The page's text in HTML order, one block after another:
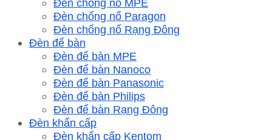
Đèn chống nổ MPE
Đèn chống nổ Paragon
Đèn chống nổ Rạng Đông
Đèn để bàn
Đèn để bàn MPE
Đèn để bàn Nanoco
Đèn để bàn Panasonic
Đèn để bàn Philips
Đèn để bàn Rạng Đông
Đèn khẩn cấp
Đèn khẩn cấp Kentom